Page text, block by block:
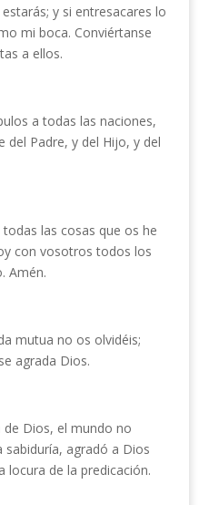
y si entresacares lo
mi boca. Conviértanse
a ellos.
a todas las naciones,
del Padre, y del Hijo, y del
las cosas que os he
con vosotros todos los
Amén.
mutua no os olvidéis;
agrada Dios.
de Dios, el mundo no
agradó a Dios
locura de la predicación.